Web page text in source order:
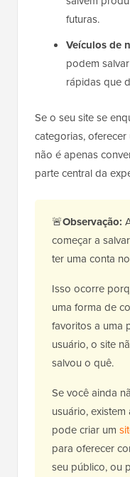
futuras.
Veículos de
podem
rápidas que
Se o seu site se
categorias,
não é apenas
parte central da
🚨Observação:
começar a
ter uma conta
Isso ocorre
uma forma de
favoritos a uma
usuário, o site
salvou o quê.
Se você ainda
usuário,
pode criar um
para oferecer
seu público, ou